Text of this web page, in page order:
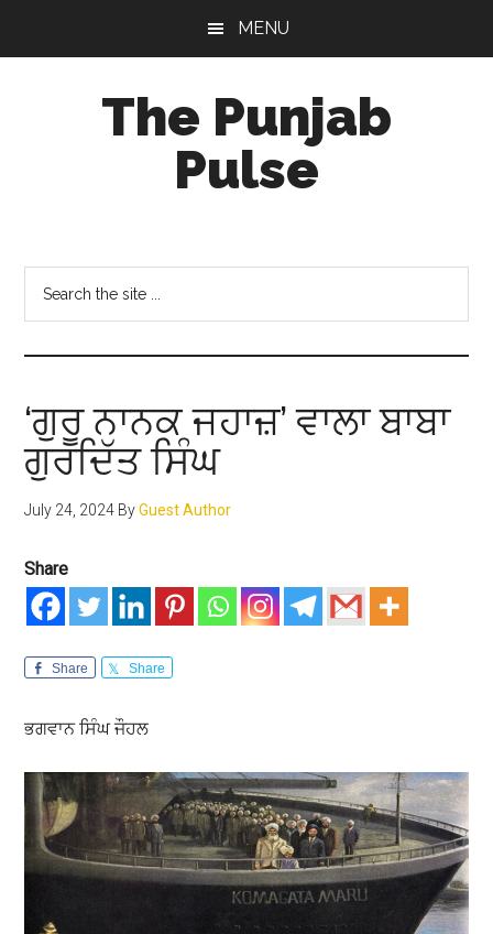
MENU
The Punjab
Pulse
Socio-
Cultural
Studies
‘ਗੁਰੂ ਨਾਨਕ ਜਹਾਜ਼’ ਵਾਲਾ ਬਾਬਾ
ਗੁਰਦਿੱਤ ਸਿੰਘ
July 24, 2024 ByGuest Author
Share
Share Share
ਭਗਵਾਨ ਸਿੰਘ ਜੌਹਲ